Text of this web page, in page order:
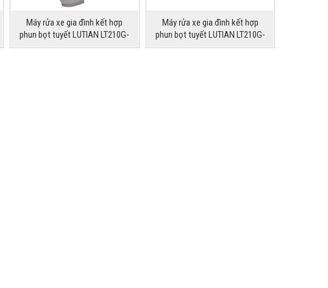
Máy rửa xe gia đình kết hợp
phun bọt tuyết LUTIAN LT210G-
1300
Máy rửa xe gia đình kết hợp
phun bọt tuyết LUTIAN LT210G-
1600